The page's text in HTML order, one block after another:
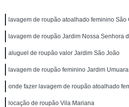
lavagem de roupão atoalhado feminino São
lavagem de roupão Jardim Nossa Senhora
aluguel de roupão valor Jardim São João
lavagem de roupão feminino Jardim
onde fazer lavagem de roupão atoalhado
locação de roupão Vila Mariana